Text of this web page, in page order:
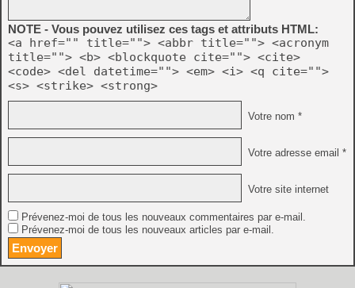
NOTE - Vous pouvez utilisez ces tags et attributs HTML:
<a href="" title=""> <abbr title=""> <acronym
title=""> <b> <blockquote cite=""> <cite>
<code> <del datetime=""> <em> <i> <q cite="">
<s> <strike> <strong>
Votre nom *
Votre adresse email *
Votre site internet
Prévenez-moi de tous les nouveaux commentaires par e-mail.
Prévenez-moi de tous les nouveaux articles par e-mail.